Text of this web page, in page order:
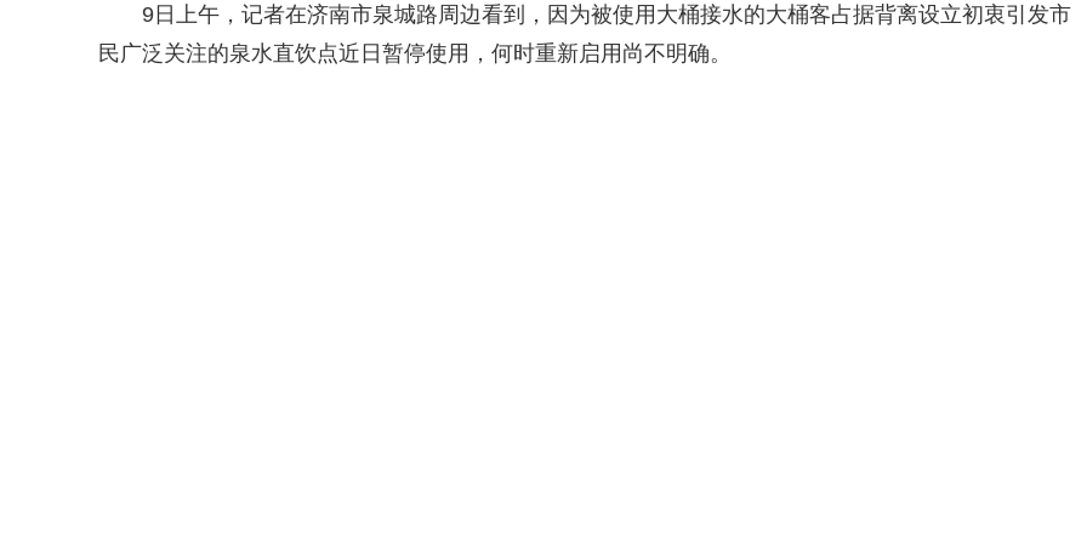
9日上午，记者在济南市泉城路周边看到，因为被使用大桶接水的大桶客占据背离设立初衷引发市
民广泛关注的泉水直饮点近日暂停使用，何时重新启用尚不明确。